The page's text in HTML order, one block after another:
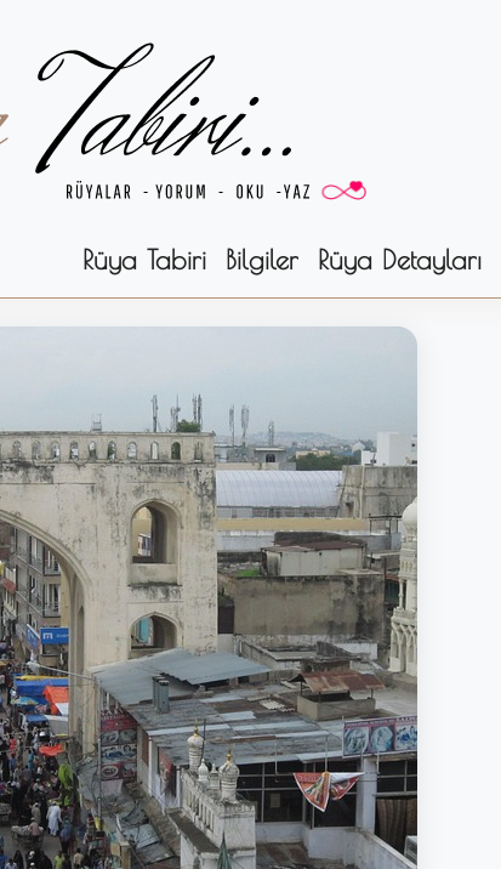
Rüya Tabiri Bilgiler Rüya Detayları